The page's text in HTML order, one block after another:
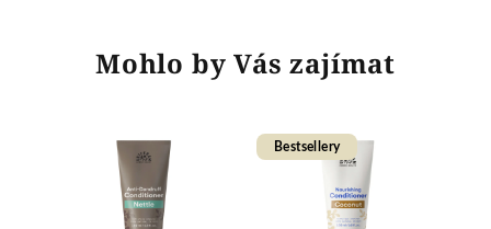
Mohlo by Vás zajímat
Bestsellery